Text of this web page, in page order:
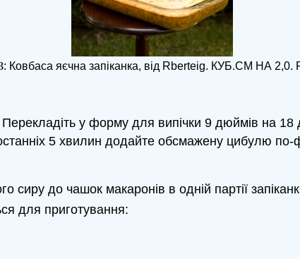
: Ковбаса яєчна запіканка, від Rberteig. КУБ.СМ НА 2,0.
у форму для випічки 9 дюймів на
5 хвилин додайте обсмажену цибулю
сиру до чашок макаронів в одній партії
для приготування: